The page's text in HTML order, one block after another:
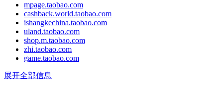
mpage.taobao.com
cashback.world.taobao.com
ishangkechina.taobao.com
uland.taobao.com
shop.m.taobao.com
zhi.taobao.com
game.taobao.com
展开全部信息